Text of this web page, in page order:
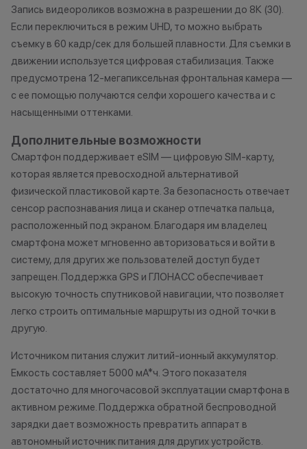
Запись видеороликов возможна в разрешении до 8К (30).
Если переключиться в режим UHD, то можно выбрать
съемку в 60 кадр/сек для большей плавности. Для съемки в
движении используется цифровая стабилизация. Также
предусмотрена 12-мегапиксельная фронтальная камера —
с ее помощью получаются селфи хорошего качества и с
насыщенными оттенками.
Дополнительные возможности
Смартфон поддерживает eSIM — цифровую SIM-карту,
которая является превосходной альтернативой
физической пластиковой карте. За безопасность отвечает
сенсор распознавания лица и сканер отпечатка пальца,
расположенный под экраном. Благодаря им владелец
смартфона может мгновенно авторизоваться и войти в
систему, для других же пользователей доступ будет
запрещен. Поддержка GPS и ГЛОНАСС обеспечивает
высокую точность спутниковой навигации, что позволяет
легко строить оптимальные маршруты из одной точки в
другую.
Источником питания служит литий-ионный аккумулятор.
Емкость составляет 5000 мА*ч. Этого показателя
достаточно для многочасовой эксплуатации смартфона в
активном режиме. Поддержка обратной беспроводной
зарядки дает возможность превратить аппарат в
автономный источник питания для других устройств.